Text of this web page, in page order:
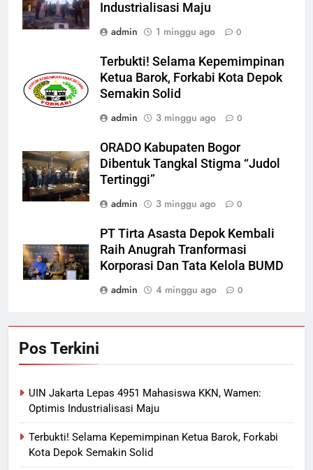
Industrialisasi Maju
admin
1 minggu ago 0
Terbukti! Selama Kepemimpinan
Ketua Barok, Forkabi Kota Depok
Semakin Solid
admin
3 minggu ago 0
ORADO Kabupaten Bogor
Dibentuk Tangkal Stigma “Judol
Tertinggi”
admin
3 minggu ago 0
PT Tirta Asasta Depok Kembali
Raih Anugrah Tranformasi
Korporasi Dan Tata Kelola BUMD
admin
4 minggu ago 0
Pos Terkini
UIN Jakarta Lepas 4951 Mahasiswa KKN, Wamen:
Optimis Industrialisasi Maju
Terbukti! Selama Kepemimpinan Ketua Barok, Forkabi
Kota Depok Semakin Solid